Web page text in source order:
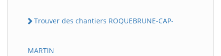
Trouver des chantiers ROQUEBRUNE-CAP-
MARTIN